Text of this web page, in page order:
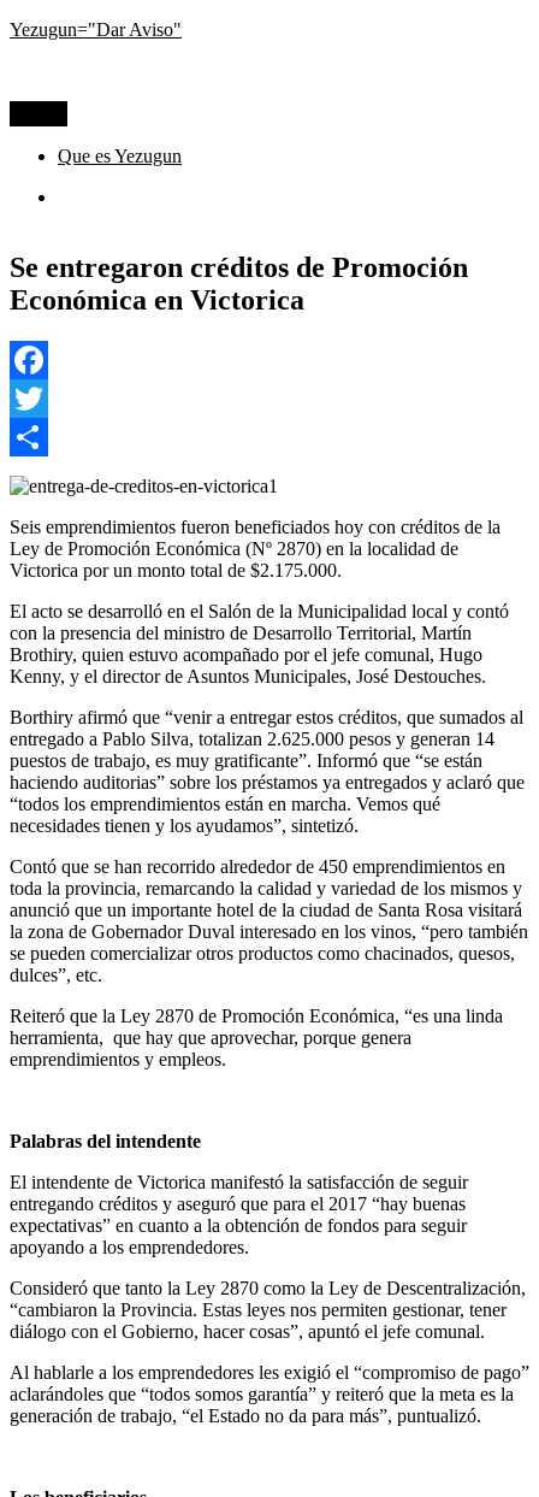
Ir
Yezugun="Dar Aviso"
Que es Yezugun
Se entregaron créditos de Promoción
Económica en Victorica
Facebook
Twitter
Compartir
Seis emprendimientos fueron beneficiados hoy con créditos de la
Ley de Promoción Económica (Nº 2870) en la localidad de
Victorica por un monto total de $2.175.000.
El acto se desarrolló en el Salón de la Municipalidad local y contó
con la presencia del ministro de Desarrollo Territorial, Martín
Brothiry, quien estuvo acompañado por el jefe comunal, Hugo
Kenny, y el director de Asuntos Municipales, José Destouches.
Borthiry afirmó que “venir a entregar estos créditos, que sumados al
entregado a Pablo Silva, totalizan 2.625.000 pesos y generan 14
puestos de trabajo, es muy gratificante”. Informó que “se están
haciendo auditorias” sobre los préstamos ya entregados y aclaró que
“todos los emprendimientos están en marcha. Vemos qué
necesidades tienen y los ayudamos”, sintetizó.
Contó que se han recorrido alrededor de 450 emprendimientos en
toda la provincia, remarcando la calidad y variedad de los mismos y
anunció que un importante hotel de la ciudad de Santa Rosa visitará
la zona de Gobernador Duval interesado en los vinos, “pero también
se pueden comercializar otros productos como chacinados, quesos,
dulces”, etc.
Reiteró que la Ley 2870 de Promoción Económica, “es una linda
herramienta, que hay que aprovechar, porque genera
emprendimientos y empleos.
Palabras del intendente
El intendente de Victorica manifestó la satisfacción de seguir
entregando créditos y aseguró que para el 2017 “hay buenas
expectativas” en cuanto a la obtención de fondos para seguir
apoyando a los emprendedores.
Consideró que tanto la Ley 2870 como la Ley de Descentralización,
“cambiaron la Provincia. Estas leyes nos permiten gestionar, tener
diálogo con el Gobierno, hacer cosas”, apuntó el jefe comunal.
Al hablarle a los emprendedores les exigió el “compromiso de pago”
aclarándoles que “todos somos garantía” y reiteró que la meta es la
generación de trabajo, “el Estado no da para más”, puntualizó.